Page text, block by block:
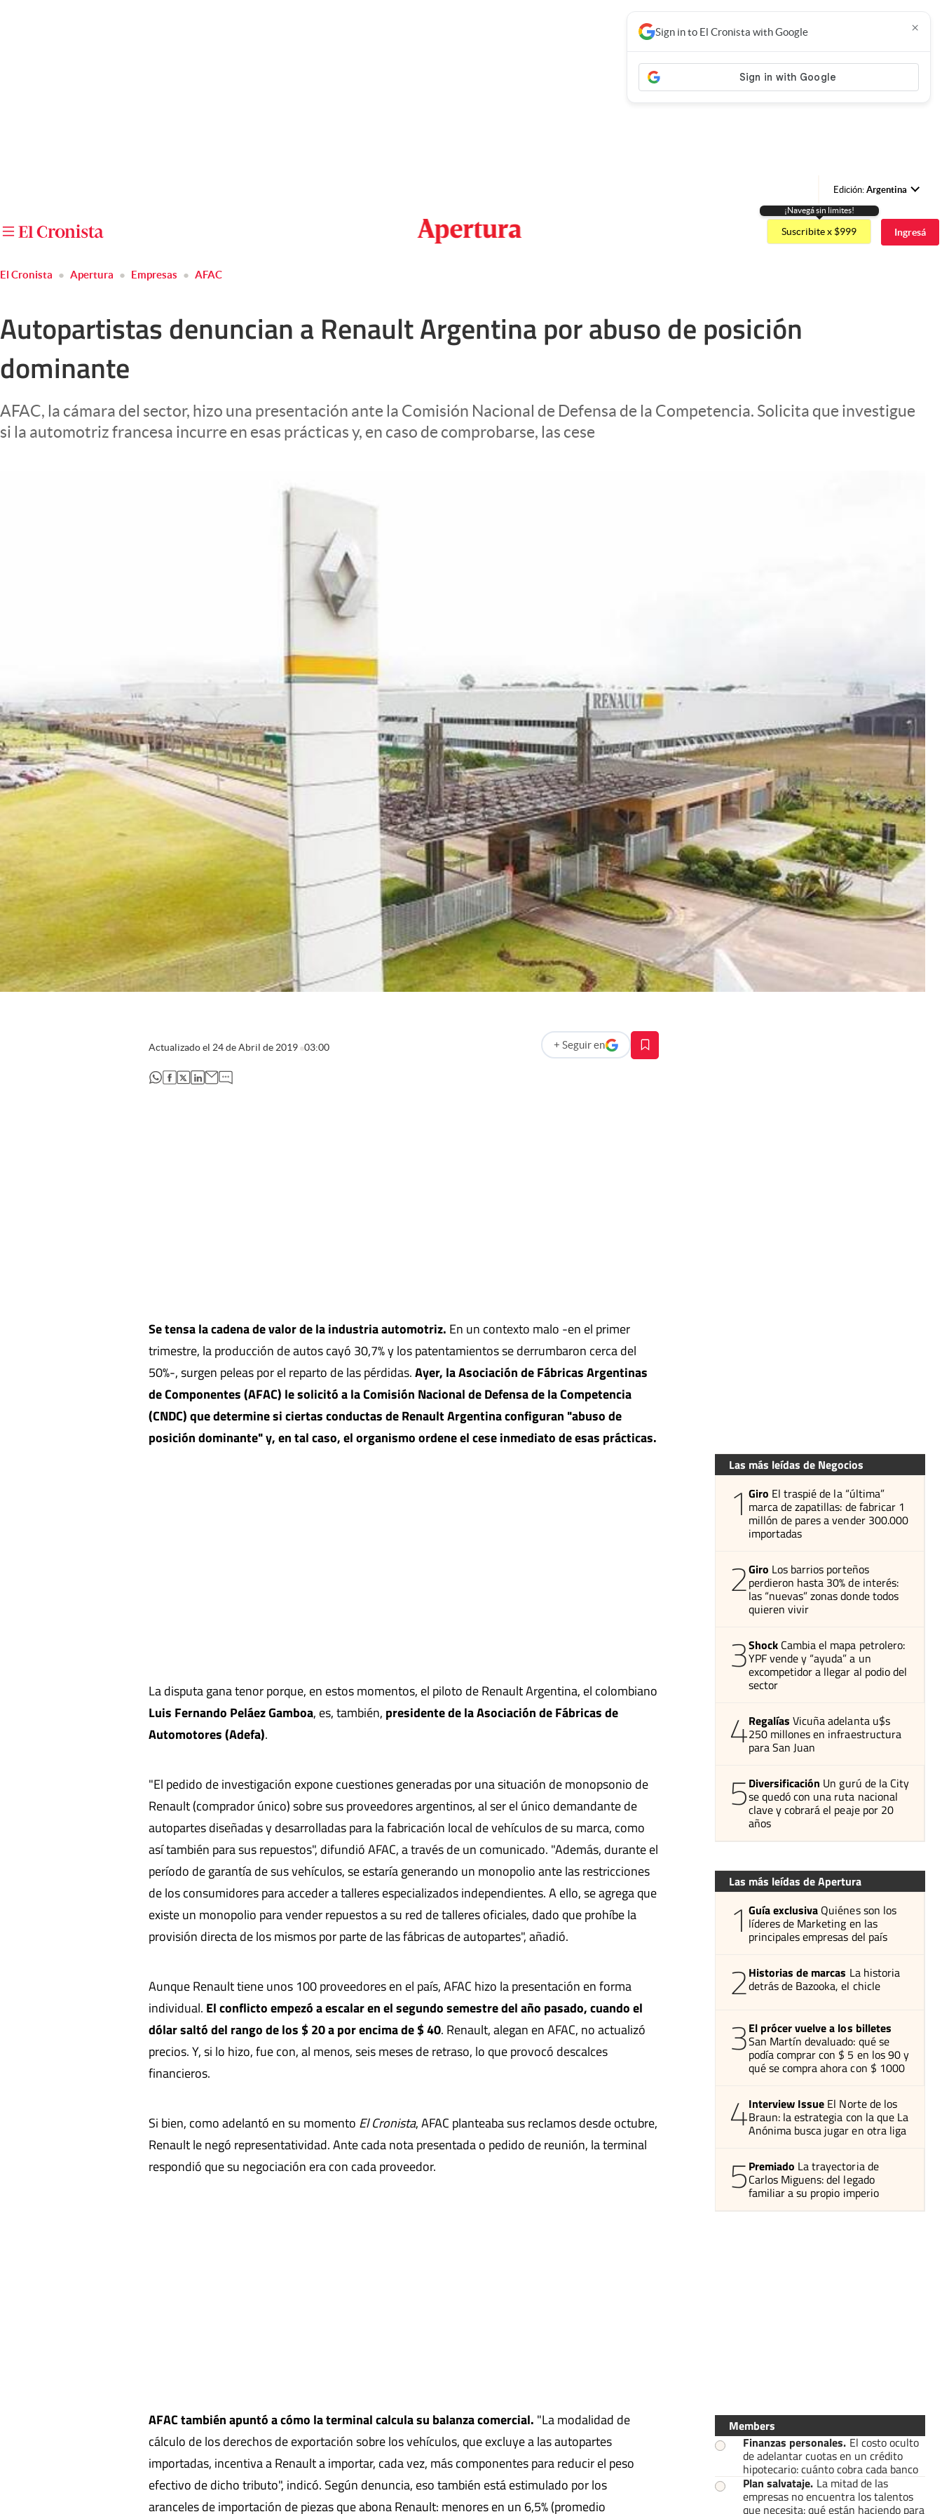
Edición: Argentina
Argentina
España
Otras secciones
Infotechnology
Clima
Eventos Corporativos
¡Navegá sin limites!
Suscribite x $999 Ingresá
Sign in to El Cronista with Google ×
El Cronista Apertura Empresas AFAC
Autopartistas denuncian a Renault Argentina por abuso de posición
dominante
AFAC, la cámara del sector, hizo una presentación ante la Comisión Nacional de Defensa de la Competencia. Solicita que investigue
si la automotriz francesa incurre en esas prácticas y, en caso de comprobarse, las cese
Actualizado el 24 de Abril de 2019 03:00 + Seguir en
abre en nueva pestaña
abre en nueva pestaña
abre en nueva pestaña
abre en nueva pestaña
abre en nueva pestaña
Se tensa la cadena de valor de la industria automotriz. En un contexto malo -en el primer
trimestre, la producción de autos cayó 30,7% y los patentamientos se derrumbaron cerca del
50%-, surgen peleas por el reparto de las pérdidas.Ayer, la Asociación de Fábricas Argentinas
de Componentes (AFAC) le solicitó a la Comisión Nacional de Defensa de la Competencia
(CNDC) que determine si ciertas conductas de Renault Argentina configuran "abuso de
posición dominante" y, en tal caso, el organismo ordene el cese inmediato de esas prácticas.
La disputa gana tenor porque, en estos momentos, el piloto de Renault Argentina, el colombiano
Luis Fernando Peláez Gamboa, es, también, presidente de la Asociación de Fábricas de
Automotores (Adefa).
"El pedido de investigación expone cuestiones generadas por una situación de monopsonio de
Renault (comprador único) sobre sus proveedores argentinos, al ser el único demandante de
autopartes diseñadas y desarrolladas para la fabricación local de vehículos de su marca, como
así también para sus repuestos", difundió AFAC, a través de un comunicado. "Además, durante el
período de garantía de sus vehículos, se estaría generando un monopolio ante las restricciones
de los consumidores para acceder a talleres especializados independientes. A ello, se agrega que
existe un monopolio para vender repuestos a su red de talleres oficiales, dado que prohíbe la
provisión directa de los mismos por parte de las fábricas de autopartes", añadió.
Aunque Renault tiene unos 100 proveedores en el país, AFAC hizo la presentación en forma
individual. El conflicto empezó a escalar en el segundo semestre del año pasado, cuando el
dólar saltó del rango de los $ 20 a por encima de $ 40. Renault, alegan en AFAC, no actualizó
precios. Y, si lo hizo, fue con, al menos, seis meses de retraso, lo que provocó descalces
financieros.
Si bien, como adelantó en su momento El Cronista, AFAC planteaba sus reclamos desde octubre,
Renault le negó representatividad. Ante cada nota presentada o pedido de reunión, la terminal
respondió que su negociación era con cada proveedor.
AFAC también apuntó a cómo la terminal calcula su balanza comercial. "La modalidad de
cálculo de los derechos de exportación sobre los vehículos, que excluye a las autopartes
importadas, incentiva a Renault a importar, cada vez, más componentes para reducir el peso
efectivo de dicho tributo", indicó. Según denuncia, eso también está estimulado por los
aranceles de importación de piezas que abona Renault: menores en un 6,5% (promedio
Las más leídas de Negocios
1 Giro El traspié de la “última”
marca de zapatillas: de fabricar 1
millón de pares a vender 300.000
importadas
2Giro Los barrios porteños
perdieron hasta 30% de interés:
las “nuevas” zonas donde todos
quieren vivir
3Shock Cambia el mapa petrolero:
YPF vende y “ayuda” a un
excompetidor a llegar al podio del
sector
4Regalías Vicuña adelanta u$s
250 millones en infraestructura
para San Juan
5Diversificación Un gurú de la City
se quedó con una ruta nacional
clave y cobrará el peaje por 20
años
Las más leídas de Apertura
1 Guía exclusiva Quiénes son los
líderes de Marketing en las
principales empresas del país
2Historias de marcas La historia
detrás de Bazooka, el chicle
3El prócer vuelve a los billetes
San Martín devaluado: qué se
podía comprar con $ 5 en los 90 y
qué se compra ahora con $ 1000
4Interview Issue El Norte de los
Braun: la estrategia con la que La
Anónima busca jugar en otra liga
5Premiado La trayectoria de
Carlos Miguens: del legado
familiar a su propio imperio
Members
Finanzas personales. El costo oculto
de adelantar cuotas en un crédito
hipotecario: cuánto cobra cada banco
Plan salvataje. La mitad de las
empresas no encuentra los talentos
que necesita: qué están haciendo para